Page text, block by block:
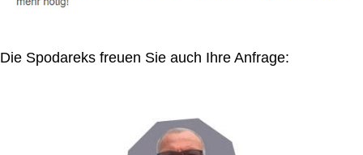
Die Spodareks freuen Sie auch Ihre Anfrage: